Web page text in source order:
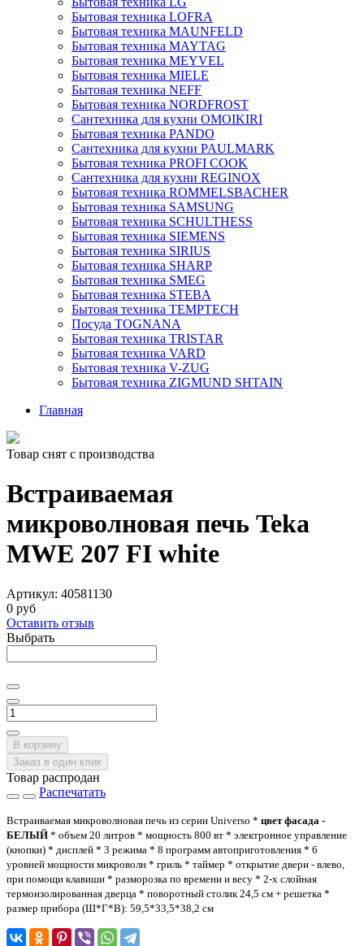
Бытовая техника LOFRA
Бытовая техника MAUNFELD
Бытовая техника MAYTAG
Бытовая техника MEYVEL
Бытовая техника MIELE
Бытовая техника NEFF
Бытовая техника NORDFROST
Сантехника для кухни OMOIKIRI
Бытовая техника PANDO
Сантехника для кухни PAULMARK
Бытовая техника PROFI COOK
Сантехника для кухни REGINOX
Бытовая техника ROMMELSBACHER
Бытовая техника SAMSUNG
Бытовая техника SCHULTHESS
Бытовая техника SIEMENS
Бытовая техника SIRIUS
Бытовая техника SHARP
Бытовая техника SMEG
Бытовая техника STEBA
Бытовая техника TEMPTECH
Посуда TOGNANA
Бытовая техника TRISTAR
Бытовая техника VARD
Бытовая техника V-ZUG
Бытовая техника ZIGMUND SHTAIN
Главная
Товар снят с производства
Встраиваемая
микроволновая печь Teka
MWE 207 FI white
Артикул: 40581130
0 руб
Оставить отзыв
Выбрать
В корзину
Заказ в один клик
Товар распродан
Распечатать
Встраиваемая микроволновая печь из серии Universo * цвет фасада -
БЕЛЫЙ * объем 20 литров * мощность 800 вт * электронное управление
(кнопки) * дисплей * 3 режима * 8 программ автоприготовления * 6
уровней мощности микроволн * гриль * таймер * открытие двери - влево,
при помощи клавиши * разморозка по времени и весу * 2-х слойная
термоизолированная дверца * поворотный столик 24,5 см + решетка *
размер прибора (Ш*Г*В): 59,5*33,5*38,2 см